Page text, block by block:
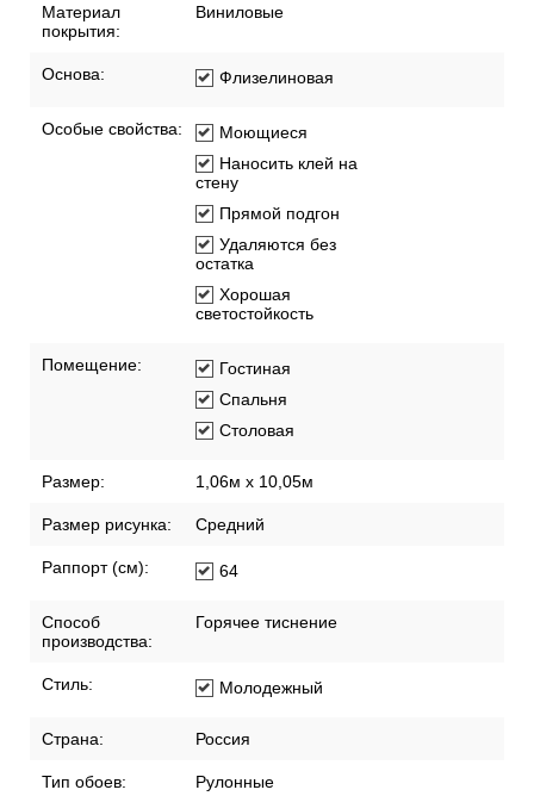
Материал
покрытия:
Виниловые
Основа: Флизелиновая
Особые свойства:
Моющиеся
Наносить клей на
стену
Прямой подгон
Удаляются без
остатка
Хорошая
светостойкость
Помещение:
Гостиная
Спальня
Столовая
Размер: 1,06м х 10,05м
Размер рисунка: Средний
Раппорт (см): 64
Способ
производства:
Горячее тиснение
Стиль: Молодежный
Страна: Россия
Тип обоев: Рулонные